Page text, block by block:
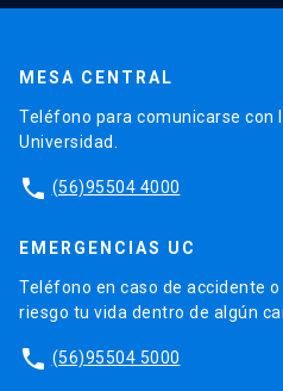
MESA CENTRAL
Teléfono para comunicarse con
Universidad.
phone (56)95504 4000
EMERGENCIAS UC
Teléfono en caso de accidente
riesgo tu vida dentro de algún
phone (56)95504 5000